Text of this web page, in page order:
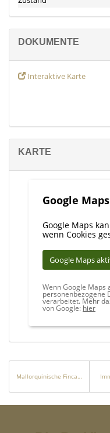
DOKUMENTE
Interaktive Karte
KARTE
Google
Google Maps
wenn Cookies
Google Maps
Wenn Google Maps
personenbezogene
verarbeitet. Mehr
von Google: hier
Mallorquinische Finca mit Pool und Weitblick auf die Berge in Marratxi